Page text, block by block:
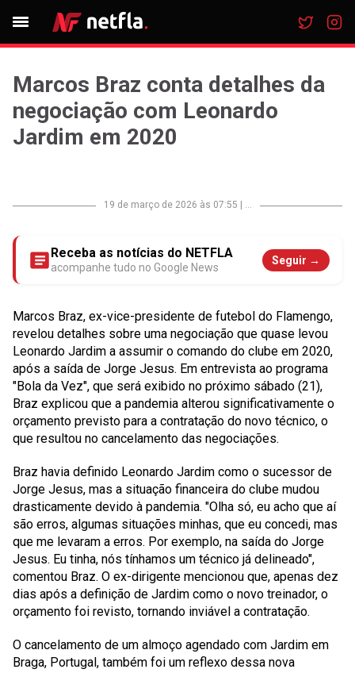
Marcos Braz conta detalhes da
negociação com Leonardo
Jardim em 2020
19 de março de 2026 às 07:55 ...
Receba as notícias do NETFLA
acompanhe tudo no Google News
Seguir →
Marcos Braz, ex-vice-presidente de futebol do Flamengo,
revelou detalhes sobre uma negociação que quase levou
Leonardo Jardim a assumir o comando do clube em 2020,
após a saída de Jorge Jesus. Em entrevista ao programa
"Bola da Vez", que será exibido no próximo sábado (21),
Braz explicou que a pandemia alterou significativamente o
orçamento previsto para a contratação do novo técnico, o
que resultou no cancelamento das negociações.
Braz havia definido Leonardo Jardim como o sucessor de
Jorge Jesus, mas a situação financeira do clube mudou
drasticamente devido à pandemia. "Olha só, eu acho que aí
são erros, algumas situações minhas, que eu concedi, mas
que me levaram a erros. Por exemplo, na saída do Jorge
Jesus. Eu tinha, nós tínhamos um técnico já delineado",
comentou Braz. O ex-dirigente mencionou que, apenas dez
dias após a definição de Jardim como o novo treinador, o
orçamento foi revisto, tornando inviável a contratação.
O cancelamento de um almoço agendado com Jardim em
Braga, Portugal, também foi um reflexo dessa nova